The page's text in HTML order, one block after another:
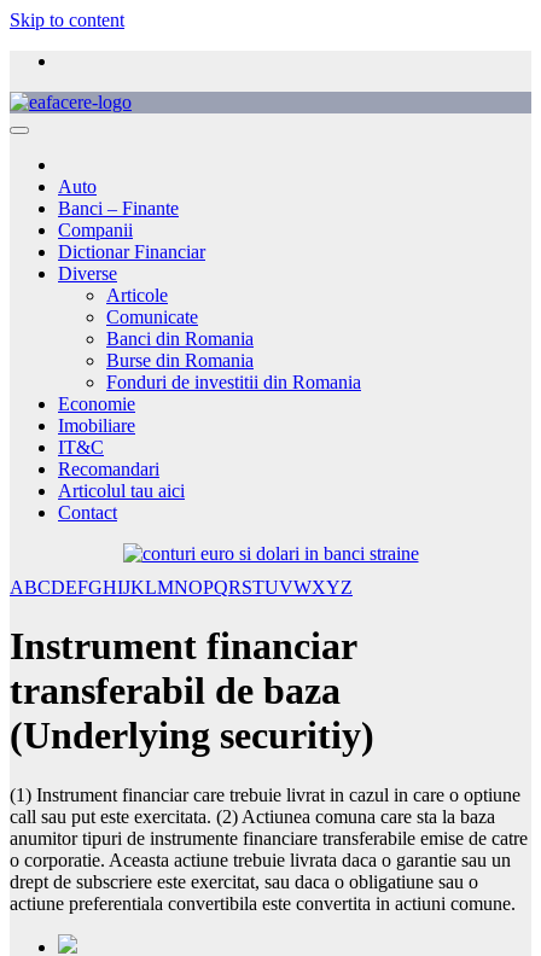
Skip to content
Auto
Banci – Finante
Companii
Dictionar Financiar
Diverse
Articole
Comunicate
Banci din Romania
Burse din Romania
Fonduri de investitii din Romania
Economie
Imobiliare
IT&C
Recomandari
Articolul tau aici
Contact
ABCDEFGHIJKLMNOPQRSTUVWXYZ
Instrument financiar
transferabil de baza
(Underlying securitiy)
(1) Instrument financiar care trebuie livrat in cazul in care o optiune
call sau put este exercitata. (2) Actiunea comuna care sta la baza
anumitor tipuri de instrumente financiare transferabile emise de catre
o corporatie. Aceasta actiune trebuie livrata daca o garantie sau un
drept de subscriere este exercitat, sau daca o obligatiune sau o
actiune preferentiala convertibila este convertita in actiuni comune.